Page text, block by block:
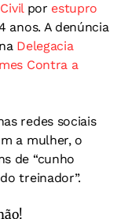
por estupro
anos. A denúncia
Delegacia
Contra a
redes sociais
a mulher, o
de “cunho
treinador”.